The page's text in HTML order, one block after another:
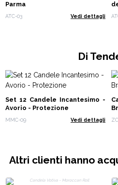
Parma
ATC-03 Vedi dettagli
Di
Set 12 Candele Incantesimo -
Avorio - Protezione
MMC-09 Vedi dettagli
Altri clienti hanno